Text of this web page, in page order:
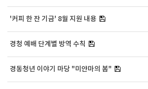
'커피 한 잔 기금' 8월 지원 내용
경청 예배 단계별 방역 수칙
경동청년 이야기 마당 "미얀마의 봄"